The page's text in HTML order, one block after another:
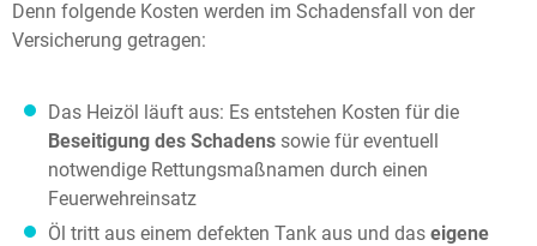
Denn folgende Kosten werden im Schadensfall von der
Versicherung getragen:
Das Heizöl läuft aus: Es entstehen Kosten für die
Beseitigung des Schadens sowie für eventuell
notwendige Rettungsmaßnamen durch einen
Feuerwehreinsatz
Öl tritt aus einem defekten Tank aus und das eigene